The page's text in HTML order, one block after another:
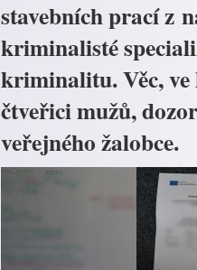
stavebních prací z
kriminalisté
kriminalitu. Věc,
čtveřici mužů,
veřejného žalobce.